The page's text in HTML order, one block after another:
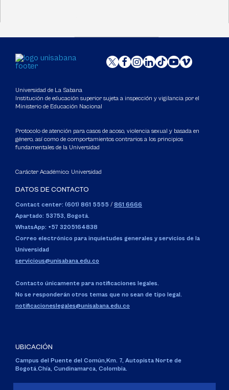
Universidad de La Sabana
Institución de educación superior sujeta a inspección y vigilancia por el
Ministerio de Educación Nacional
Protocolo de atención para casos de acoso, violencia sexual y basada en
género, así como de comportamientos contrarios a los principios
fundamentales de la Universidad
Carácter Académico: Universidad
DATOS DE CONTACTO
Contact center: (601) 861 5555 / 861 6666
Apartado: 53753, Bogotá.
WhatsApp: +57 3205164838
Correo electrónico para inquietudes generales y servicios de la
Universidad
servicious@unisabana.edu.co
Contacto únicamente para notificaciones legales.
No se responderán otros temas que no sean de tipo legal.
notificacioneslegales@unisabana.edu.co
UBICACIÓN
Campus del Puente del Común,Km. 7, Autopista Norte de
Bogotá.Chía, Cundinamarca, Colombia.